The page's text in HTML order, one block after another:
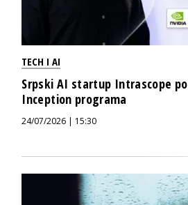
TECH I AI
Srpski AI startup Intrascope
Inception programa
24/07/2026 | 15:30